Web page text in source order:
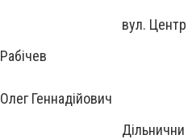
Рабічев
Олег Геннадійович
вул.
Дільничний